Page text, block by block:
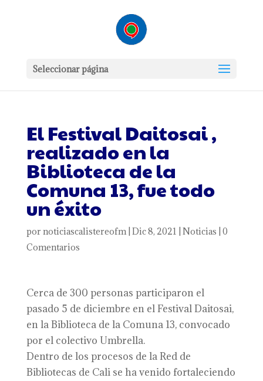
Seleccionar página
El Festival Daitosai ,
realizado en la
Biblioteca de la
Comuna 13, fue todo
un éxito
por noticiascalistereofm| Dic 8, 2021 Noticias 0
Comentarios
Cerca de 300 personas participaron el
pasado 5 de diciembre en el Festival Daitosai,
en la Biblioteca de la Comuna 13, convocado
por el colectivo Umbrella.
Dentro de los procesos de la Red de
Bibliotecas de Cali se ha venido fortaleciendo